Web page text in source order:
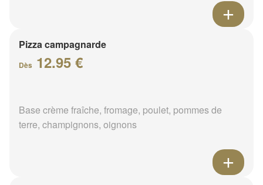
Pizza campagnarde
Dès 12.95 €
Base crème fraîche, fromage, poulet, pommes de
terre, champignons, oignons